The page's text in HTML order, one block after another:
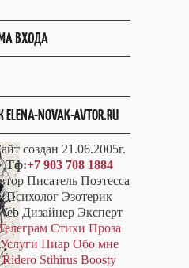
ВХОДА
NOVAK-AVTOR.RU
создан 21.06.2005г.
Тф:+7 903 708 1884
Писатель Поэтесса
Психолог Эзотерик
Дизайнер Эксперт
Стихи Проза
Услуги Пиар Обо мне
Ridero Stihirus Boosty